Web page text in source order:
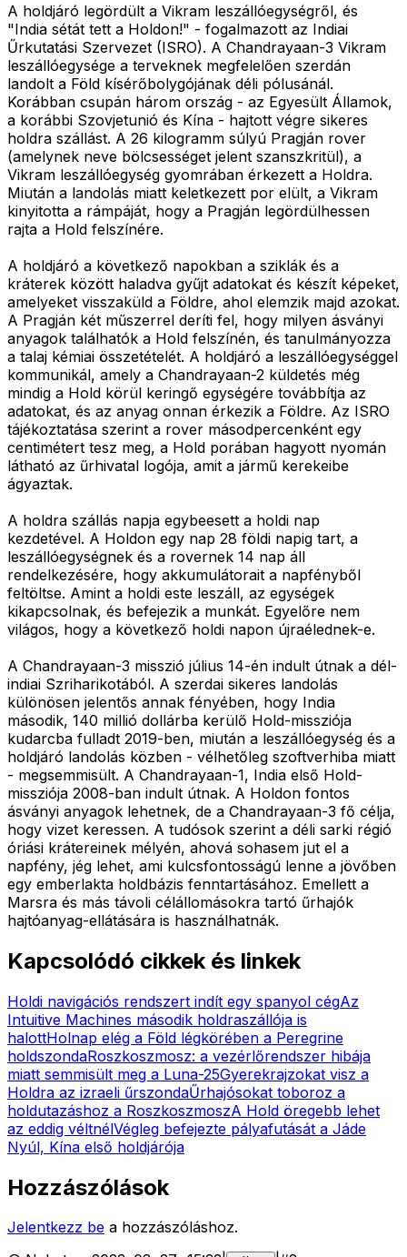
A holdjáró legördült a Vikram leszállóegységről, és
"India sétát tett a Holdon!" - fogalmazott az Indiai
Űrkutatási Szervezet (ISRO). A Chandrayaan-3 Vikram
leszállóegysége a terveknek megfelelően szerdán
landolt a Föld kísérőbolygójának déli pólusánál.
Korábban csupán három ország - az Egyesült Államok,
a korábbi Szovjetunió és Kína - hajtott végre sikeres
holdra szállást. A 26 kilogramm súlyú Pragján rover
(amelynek neve bölcsességet jelent szanszkritül), a
Vikram leszállóegység gyomrában érkezett a Holdra.
Miután a landolás miatt keletkezett por elült, a Vikram
kinyitotta a rámpáját, hogy a Pragján legördülhessen
rajta a Hold felszínére.
A holdjáró a következő napokban a sziklák és a
kráterek között haladva gyűjt adatokat és készít képeket,
amelyeket visszaküld a Földre, ahol elemzik majd azokat.
A Pragján két műszerrel deríti fel, hogy milyen ásványi
anyagok találhatók a Hold felszínén, és tanulmányozza
a talaj kémiai összetételét. A holdjáró a leszállóegységgel
kommunikál, amely a Chandrayaan-2 küldetés még
mindig a Hold körül keringő egységére továbbítja az
adatokat, és az anyag onnan érkezik a Földre. Az ISRO
tájékoztatása szerint a rover másodpercenként egy
centimétert tesz meg, a Hold porában hagyott nyomán
látható az űrhivatal logója, amit a jármű kerekeibe
ágyaztak.
A holdra szállás napja egybeesett a holdi nap
kezdetével. A Holdon egy nap 28 földi napig tart, a
leszállóegységnek és a rovernek 14 nap áll
rendelkezésére, hogy akkumulátorait a napfényből
feltöltse. Amint a holdi este leszáll, az egységek
kikapcsolnak, és befejezik a munkát. Egyelőre nem
világos, hogy a következő holdi napon újraélednek-e.
A Chandrayaan-3 misszió július 14-én indult útnak a dél-
indiai Szriharikotából. A szerdai sikeres landolás
különösen jelentős annak fényében, hogy India
második, 140 millió dollárba kerülő Hold-missziója
kudarcba fulladt 2019-ben, miután a leszállóegység és a
holdjáró landolás közben - vélhetőleg szoftverhiba miatt
- megsemmisült. A Chandrayaan-1, India első Hold-
missziója 2008-ban indult útnak. A Holdon fontos
ásványi anyagok lehetnek, de a Chandrayaan-3 fő célja,
hogy vizet keressen. A tudósok szerint a déli sarki régió
óriási krátereinek mélyén, ahová sohasem jut el a
napfény, jég lehet, ami kulcsfontosságú lenne a jövőben
egy emberlakta holdbázis fenntartásához. Emellett a
Marsra és más távoli célállomásokra tartó űrhajók
hajtóanyag-ellátására is használhatnák.
Kapcsolódó cikkek és linkek
Holdi navigációs rendszert indít egy spanyol cégAz
Intuitive Machines második holdraszállója is
halottHolnap elég a Föld légkörében a Peregrine
holdszondaRoszkoszmosz: a vezérlőrendszer hibája
miatt semmisült meg a Luna-25Gyerekrajzokat visz a
Holdra az izraeli űrszondaŰrhajósokat toboroz a
holdutazáshoz a RoszkoszmoszA Hold öregebb lehet
az eddig véltnélVégleg befejezte pályafutását a Jáde
Nyúl, Kína első holdjárója
Hozzászólások
Jelentkezz be a hozzászóláshoz.